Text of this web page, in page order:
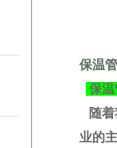
保温
保
随着
业的